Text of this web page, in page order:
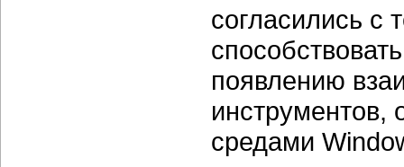
согласились с
появлению
средами